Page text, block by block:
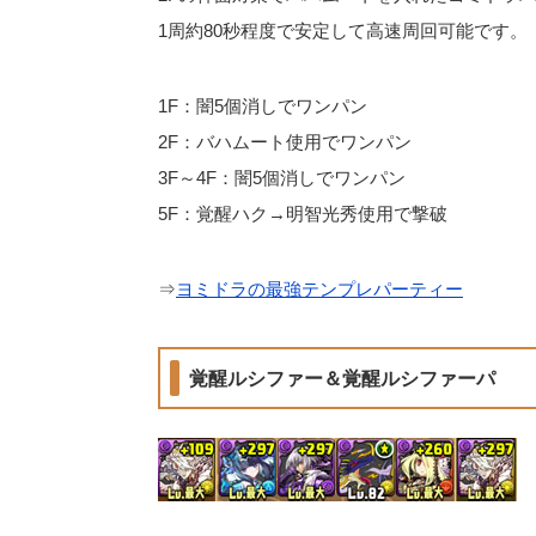
1周約80秒程度で安定して高速周回可能です。
1F：闇5個消しでワンパン
2F：バハムート使用でワンパン
3F～4F：闇5個消しでワンパン
5F：覚醒ハク→明智光秀使用で撃破
⇒ヨミドラの最強テンプレパーティー
覚醒ルシファー＆覚醒ルシファーパ